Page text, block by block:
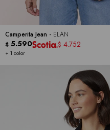
Camperita Jean - ELAN
+ 1 color
$ 5.590 $ 4.752